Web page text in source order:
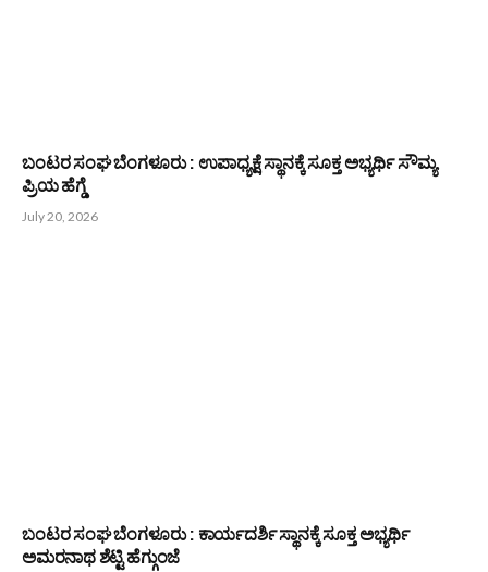
ಬಂಟರ ಸಂಘ ಬೆಂಗಳೂರು : ಉಪಾಧ್ಯಕ್ಷೆ ಸ್ಥಾನಕ್ಕೆ ಸೂಕ್ತ ಅಭ್ಯರ್ಥಿ ಸೌಮ್ಯ
ಪ್ರಿಯ ಹೆಗ್ಡೆ
July 20, 2026
ಬಂಟರ ಸಂಘ ಬೆಂಗಳೂರು : ಕಾರ್ಯದರ್ಶಿ ಸ್ಥಾನಕ್ಕೆ ಸೂಕ್ತ ಅಭ್ಯರ್ಥಿ
ಅಮರನಾಥ ಶೆಟ್ಟಿ ಹೆಗ್ಗುಂಜೆ